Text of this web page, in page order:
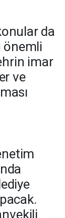
da
önemli
imar
ve